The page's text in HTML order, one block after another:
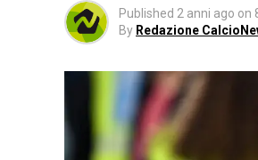
Published 2 anni ago on
By Redazione